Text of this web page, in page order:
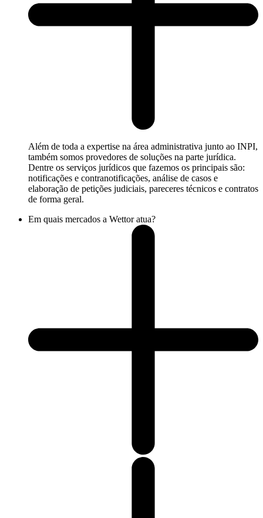
Além de toda a expertise na área administrativa junto ao INPI,
também somos provedores de soluções na parte jurídica.
Dentre os serviços jurídicos que fazemos os principais são:
notificações e contranotificações, análise de casos e
elaboração de petições judiciais, pareceres técnicos e contratos
de forma geral.
Em quais mercados a Wettor atua?